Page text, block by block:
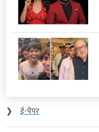
❯
ई-पेपर